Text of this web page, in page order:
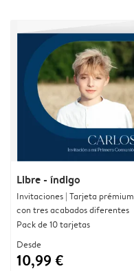
Libre - índigo
Invitaciones | Tarjeta prémium
con tres acabados diferentes
Pack de 10 tarjetas
Desde
10,99 €